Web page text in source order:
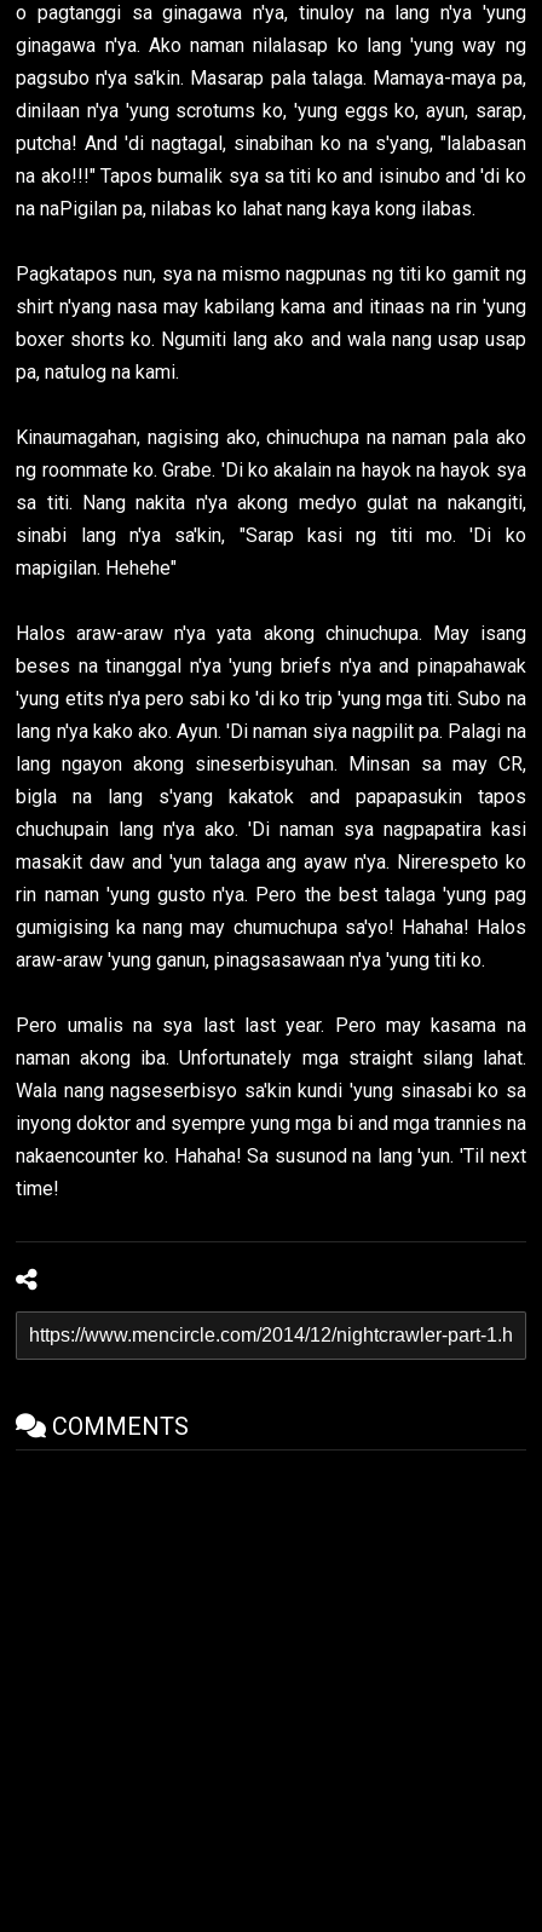
o pagtanggi sa ginagawa n'ya, tinuloy na lang n'ya 'yung
ginagawa n'ya. Ako naman nilalasap ko lang 'yung way ng
pagsubo n'ya sa'kin. Masarap pala talaga. Mamaya-maya pa,
dinilaan n'ya 'yung scrotums ko, 'yung eggs ko, ayun, sarap,
putcha! And 'di nagtagal, sinabihan ko na s'yang, "lalabasan
na ako!!!" Tapos bumalik sya sa titi ko and isinubo and 'di ko
na naPigilan pa, nilabas ko lahat nang kaya kong ilabas.
Pagkatapos nun, sya na mismo nagpunas ng titi ko gamit ng
shirt n'yang nasa may kabilang kama and itinaas na rin 'yung
boxer shorts ko. Ngumiti lang ako and wala nang usap usap
pa, natulog na kami.
Kinaumagahan, nagising ako, chinuchupa na naman pala ako
ng roommate ko. Grabe. 'Di ko akalain na hayok na hayok sya
sa titi. Nang nakita n'ya akong medyo gulat na nakangiti,
sinabi lang n'ya sa'kin, "Sarap kasi ng titi mo. 'Di ko
mapigilan. Hehehe"
Halos araw-araw n'ya yata akong chinuchupa. May isang
beses na tinanggal n'ya 'yung briefs n'ya and pinapahawak
'yung etits n'ya pero sabi ko 'di ko trip 'yung mga titi. Subo na
lang n'ya kako ako. Ayun. 'Di naman siya nagpilit pa. Palagi na
lang ngayon akong sineserbisyuhan. Minsan sa may CR,
bigla na lang s'yang kakatok and papapasukin tapos
chuchupain lang n'ya ako. 'Di naman sya nagpapatira kasi
masakit daw and 'yun talaga ang ayaw n'ya. Nirerespeto ko
rin naman 'yung gusto n'ya. Pero the best talaga 'yung pag
gumigising ka nang may chumuchupa sa'yo! Hahaha! Halos
araw-araw 'yung ganun, pinagsasawaan n'ya 'yung titi ko.
Pero umalis na sya last last year. Pero may kasama na
naman akong iba. Unfortunately mga straight silang lahat.
Wala nang nagseserbisyo sa'kin kundi 'yung sinasabi ko sa
inyong doktor and syempre yung mga bi and mga trannies na
nakaencounter ko. Hahaha! Sa susunod na lang 'yun. 'Til next
time!
COMMENTS